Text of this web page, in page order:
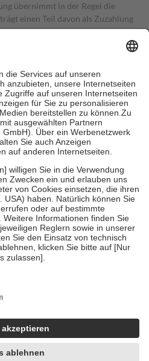
übernimmt in der Regel die
einen Teil davon als Zuzahlung
Zuzahlungen in Höhe von zehn
nie mehr als die tatsächlichen
auch für Online-Apotheken.
beträgt die
sowie zehn Euro je
für ihre eigene Gesundheit zu
der Familie zu unterstützen,
zum vollendeten 18. Lebensjahr
und Früherkennung, die von der
es sich um echte Bewertungen
articles/4419944605341
unter Zuhilfenahme künstlicher